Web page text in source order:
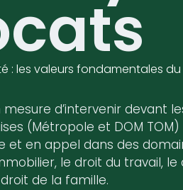
: les valeurs fondamentales
d’intervenir devant
(Métropole et DOM
et en appel dans des
le droit du travail, le
de la famille.